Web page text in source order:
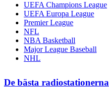
UEFA Champions League
UEFA Europa League
Premier League
NFL
NBA Basketball
Major League Baseball
NHL
De bästa radiostationerna